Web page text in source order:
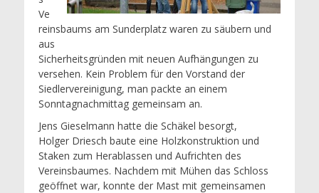
Ve
reinsbaums am Sunderplatz waren zu säubern und
aus
Sicherheitsgründen mit neuen Aufhängungen zu
versehen. Kein Problem für den Vorstand der
Siedlervereinigung, man packte an einem
Sonntagnachmittag gemeinsam an.
Jens Gieselmann hatte die Schäkel besorgt,
Holger Driesch baute eine Holzkonstruktion und
Staken zum Herablassen und Aufrichten des
Vereinsbaumes. Nachdem mit Mühen das Schloss
geöffnet war, konnte der Mast mit gemeinsamen